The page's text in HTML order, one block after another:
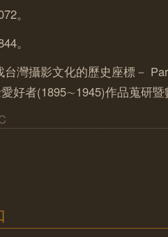
。
。
台灣攝影文化的歷史座標－
好者(1895∼1945)作品蒐研